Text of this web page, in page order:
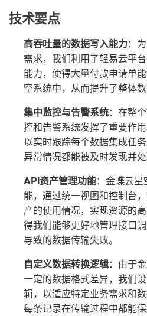
技术要点
高吞吐量的数据写入能力：
需求，我们利用了轻易云平
能力，使得大量付款申请单
空系统中，从而提升了整体数
集中监控与告警系统：在整
控和告警系统发挥了重要作
以实时跟踪每个数据集成任
异常情况都能被及时发现并处
API资产管理功能：金蝶云
能，通过统一视图和控制台
产的使用情况，实现资源的
得我们能够更好地管理接口
导致的数据传输失败。
自定义数据转换逻辑：由于
一定的数据格式差异，我们
辑，以适应特定业务需求和
每条记录在传输过程中都能